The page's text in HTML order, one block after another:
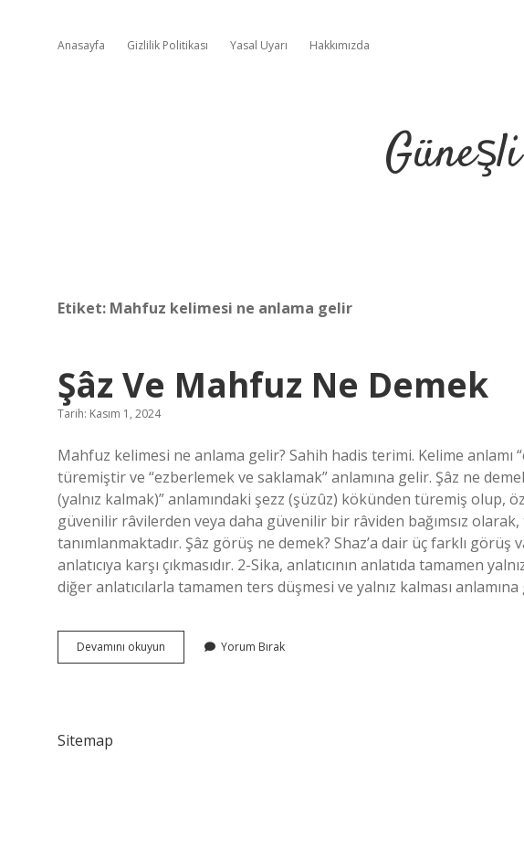
Anasayfa Gizlilik Politikası Yasal Uyarı Hakkımızda
Etiket: Mahfuz kelimesi ne anlama gelir
Şâz Ve Mahfuz Ne Demek
Tarih: Kasım 1, 2024
Mahfuz kelimesi ne anlama gelir? Sahih hadis terimi. Kelime anlamı
türemiştir ve “ezberlemek ve saklamak” anlamına gelir. Şâz ne
(yalnız kalmak)” anlamındaki şezz (şüzûz) kökünden türemiş olup,
güvenilir râvilerden veya daha güvenilir bir râviden bağımsız
tanımlanmaktadır. Şâz görüş ne demek? Shaz’a dair üç farklı görüş
anlatıcıya karşı çıkmasıdır. 2-Sika, anlatıcının anlatıda tamamen
diğer anlatıcılarla tamamen ters düşmesi ve yalnız kalması
Devamını okuyun
Ve
Yorum Bırak
Sitemap